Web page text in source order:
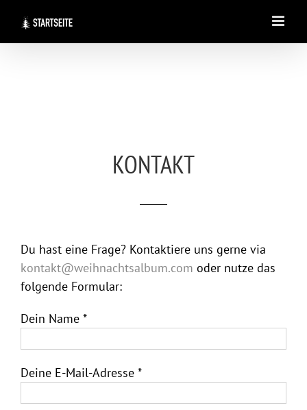
Inhalt
springen
KONTAKT
Du hast eine Frage? Kontaktiere uns gerne via
kontakt@weihnachtsalbum.com oder nutze das
folgende Formular:
Dein Name *
Deine E-Mail-Adresse *